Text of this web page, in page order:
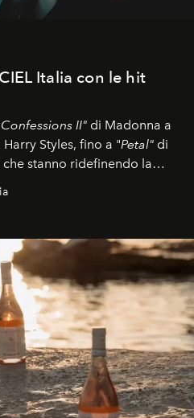
Italia con le hit
Confessions II" di Madonna a
Harry Styles, fino a "Petal" di
stanno ridefinendo la